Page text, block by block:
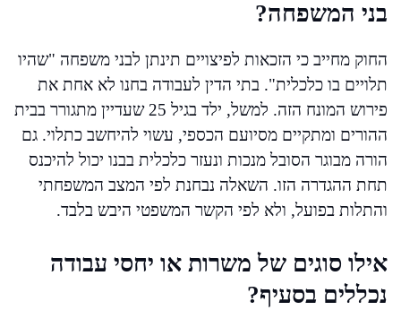
בני המשפחה?
החוק מחייב כי הזכאות לפיצויים תינתן לבני משפחה "שהיו
תלויים בו כלכלית". בתי הדין לעבודה בחנו לא אחת את
פירוש המונח הזה. למשל, ילד בגיל 25 שעדיין מתגורר בבית
ההורים ומתקיים מסיועם הכספי, עשוי להיחשב כתלוי. גם
הורה מבוגר הסובל מנכות ונעזר כלכלית בבנו יכול להיכנס
תחת ההגדרה הזו. השאלה נבחנת לפי המצב המשפחתי
והתלות בפועל, ולא לפי הקשר המשפטי היבש בלבד.
אילו סוגים של משרות או יחסי עבודה
נכללים בסעיף?